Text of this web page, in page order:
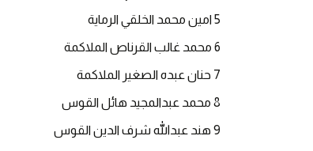
5 امين محمد الخلقي الرماية
6 محمد غالب القرناص الملاكمة
7 حنان عبده الصغير الملاكمة
8 محمد عبدالمجيد هائل القوس
9 هند عبدالله شرف الدين القوس